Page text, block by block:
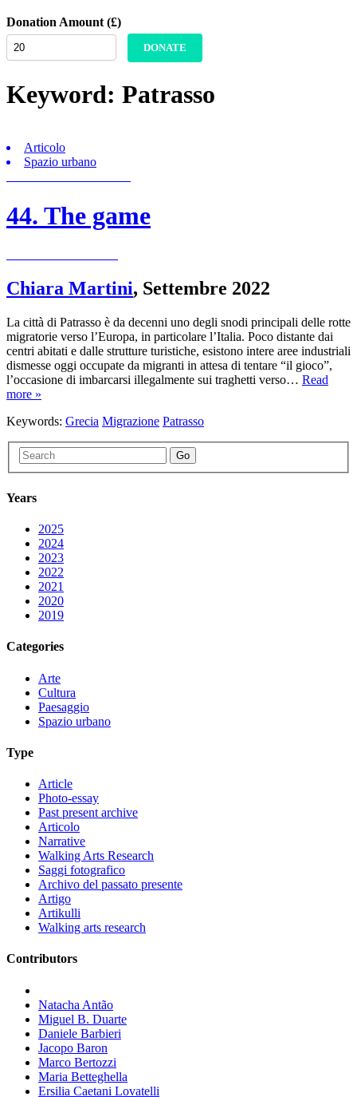
Donation Amount (£)
DONATE
Keyword: Patrasso
Articolo
Spazio urbano
44. The game
Chiara Martini, Settembre 2022
La città di Patrasso è da decenni uno degli snodi principali delle rotte
migratorie verso l’Europa, in particolare l’Italia. Poco distante dai
centri abitati e dalle strutture turistiche, esistono intere aree industriali
dismesse oggi occupate da migranti in attesa di tentare “il gioco”,
l’occasione di imbarcarsi illegalmente sui traghetti verso… Read
more »
Keywords: Grecia Migrazione Patrasso
Go
Years
2025
2024
2023
2022
2021
2020
2019
Categories
Arte
Cultura
Paesaggio
Spazio urbano
Type
Article
Photo-essay
Past present archive
Articolo
Narrative
Walking Arts Research
Saggi fotografico
Archivo del passato presente
Artigo
Artikulli
Walking arts research
Contributors
Natacha Antão
Miguel B. Duarte
Daniele Barbieri
Jacopo Baron
Marco Bertozzi
Maria Betteghella
Ersilia Caetani Lovatelli